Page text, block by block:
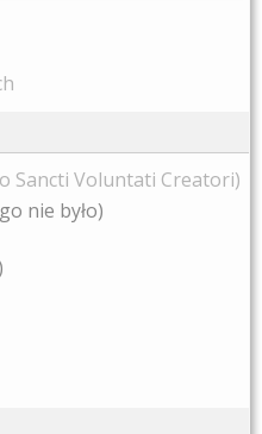
Sancti Voluntati Creatori)
nie było)